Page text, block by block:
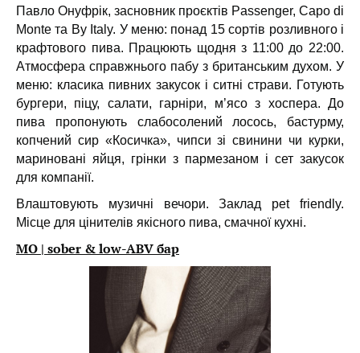
Павло Онуфрік, засновник проєктів Passenger, Capo di
Monte та By Italy. У меню: понад 15 сортів розливного і
крафтового пива. Працюють щодня з 11:00 до 22:00.
Атмосфера справжнього пабу з британським духом. У
меню: класика пивних закусок і ситні страви. Готують
бургери, піцу, салати, гарніри, м’ясо з хоспера. До
пива пропонують слабосолений лосось, бастурму,
копчений сир «Косичка», чипси зі свинини чи курки,
мариновані яйця, грінки з пармезаном і сет закусок
для компанії.
Влаштовують музичні вечори. Заклад pet friendly.
Місце для цінителів якісного пива, смачної кухні.
МО | sober & low-ABV бар